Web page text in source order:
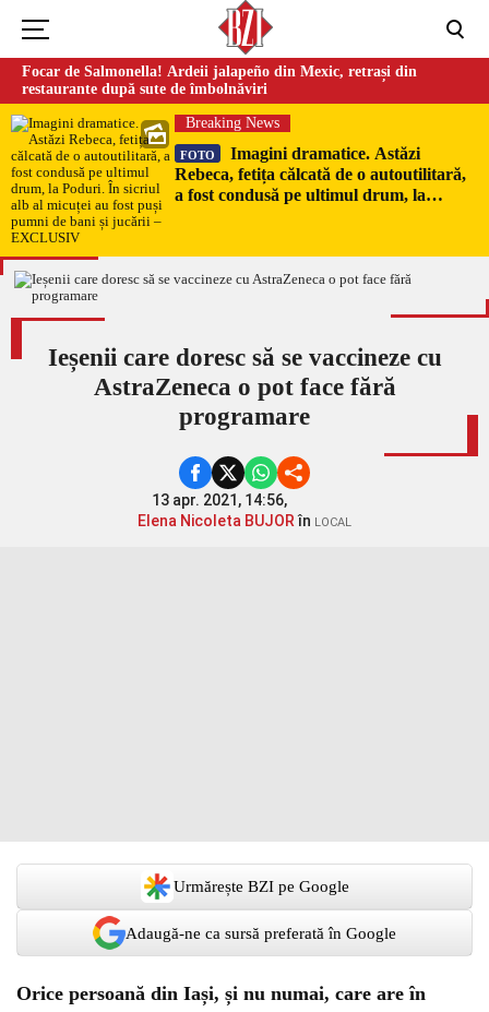
Focar de Salmonella! Ardeii jalapeño din Mexic, retrași din
restaurante după sute de îmbolnăviri
Breaking News
FOTO
Imagini dramatice. Astăzi
Rebeca, fetița călcată de o autoutilitară,
a fost condusă pe ultimul drum, la
EXCLUSIV
Ieșenii care doresc să se vaccineze cu
AstraZeneca o pot face fără
programare
13 apr. 2021, 14:56,
Elena Nicoleta BUJORîn LOCAL
Urmărește BZI pe Google
Adaugă-ne ca sursă preferată în Google
Orice persoană din Iași, și nu numai, care are în